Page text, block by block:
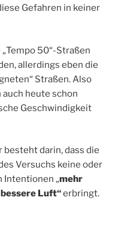
Gefahren in keiner
50“-Straßen
allerdings eben die
Straßen. Also
auch heute schon
Geschwindigkeit
besteht darin, dass die
Versuchs keine oder
Intentionen „mehr
Luft“erbringt.